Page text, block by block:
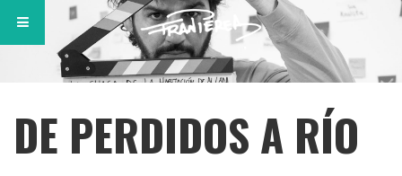
DE PERDIDOS A RÍO